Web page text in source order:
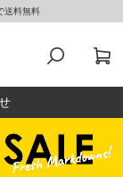
送料無料